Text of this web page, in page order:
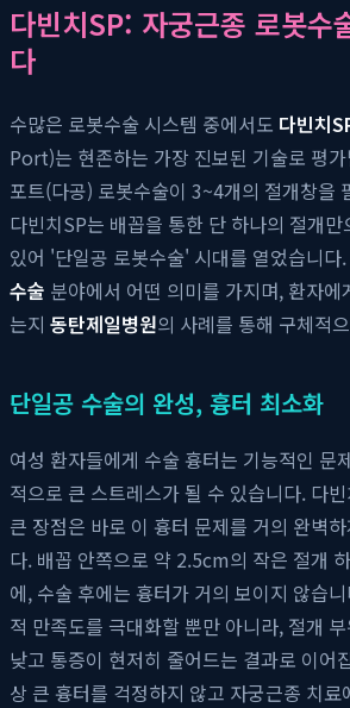
다빈치SP: 자궁근종 로봇수
다
수많은 로봇수술 시스템 중에서도 다빈치
Port)는 현존하는 가장 진보된 기술로 평
포트(다공) 로봇수술이 3~4개의 절개창을
다빈치SP는 배꼽을 통한 단 하나의 절개
있어 '단일공 로봇수술' 시대를 열었습니다.
수술 분야에서 어떤 의미를 가지며, 환자
는지 동탄제일병원의 사례를 통해 구체적
단일공 수술의 완성, 흉터 최소화
여성 환자들에게 수술 흉터는 기능적인 문
적으로 큰 스트레스가 될 수 있습니다. 다
큰 장점은 바로 이 흉터 문제를 거의 완벽
다. 배꼽 안쪽으로 약 2.5cm의 작은 절개
에, 수술 후에는 흉터가 거의 보이지 않습
적 만족도를 극대화할 뿐만 아니라, 절개
낮고 통증이 현저히 줄어드는 결과로 이어
상 큰 흉터를 걱정하지 않고 자궁근종 치료